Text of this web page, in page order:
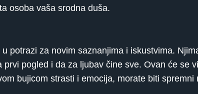
osoba vaša srodna duša.
potrazi za novim saznanjima i iskustvima.
pogled i da za ljubav čine sve. Ovan će se
bujicom strasti i emocija, morate biti